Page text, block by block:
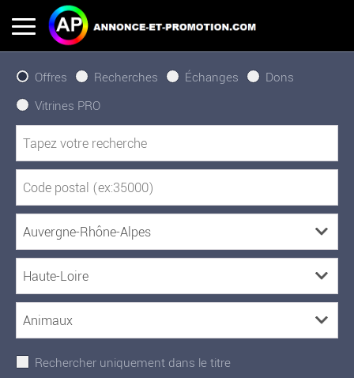
Offres Recherches Échanges
Dons
Vitrines PRO
Rechercher uniquement dans le titre